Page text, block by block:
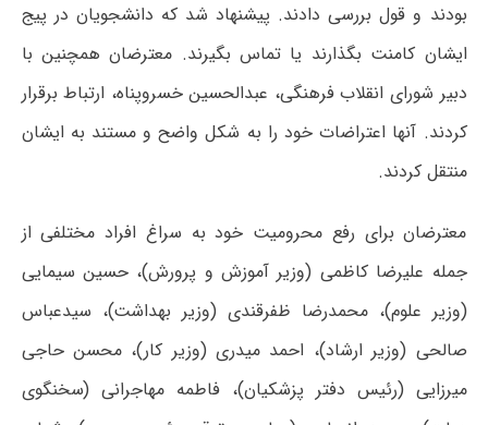
بودند و قول بررسی دادند. پیشنهاد شد که دانشجویان در پیج
ایشان کامنت بگذارند یا تماس بگیرند. معترضان همچنین با
دبیر شورای انقلاب فرهنگی، عبدالحسین خسروپناه، ارتباط برقرار
کردند. آنها اعتراضات خود را به شکل واضح و مستند به ایشان
منتقل کردند.
معترضان برای رفع محرومیت خود به سراغ افراد مختلفی از
جمله علیرضا کاظمی (وزیر آموزش و پرورش)، حسین سیمایی
(وزیر علوم)، محمدرضا ظفرقندی (وزیر بهداشت)، سیدعباس
صالحی (وزیر ارشاد)، احمد میدری (وزیر کار)، محسن حاجی
میرزایی (رئیس دفتر پزشکیان)، فاطمه مهاجرانی (سخنگوی